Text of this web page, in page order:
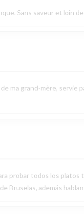
Sans saveur et loin
ma grand-mère, servie
probar todos los platos
Bruselas, además